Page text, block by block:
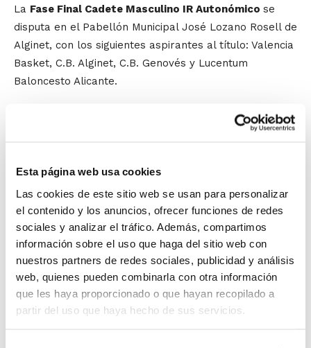
Esta página web usa cookies
Las cookies de este sitio web se usan para personalizar
el contenido y los anuncios, ofrecer funciones de redes
sociales y analizar el tráfico. Además, compartimos
información sobre el uso que haga del sitio web con
nuestros partners de redes sociales, publicidad y análisis
web, quienes pueden combinarla con otra información
que les haya proporcionado o que hayan recopilado a
partir del uso que haya hecho de sus servicios.
La Fase Final Cadete Masculino IR Autonómico se
disputa en el Pabellón Municipal José Lozano Rosell de
Alginet, con los siguientes aspirantes al título: Valencia
Basket, C.B. Alginet, C.B. Genovés y Lucentum
Baloncesto Alicante.
Fase Final Cadete Femenino Autonómicose
celebra en el Pabellón Polideportivo Jaume I de
Valencia, B.F. San Blas Alicante Azul, N.B.F. Castelló y
C.B.F. Morella.
En la Fase Final, que seguirá un sistema de
competición de liga todos contra todos a una sola
vuelta, no sólo se pondrá en juego el título de
campeón autonómico, sino que los subcampeones
también conseguirán la clasificación para el
Campeonato de España Cadete, que se celebrará del